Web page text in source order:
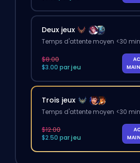
Deux jeux
Temps d'attente moyen <30
$8.00
$3.00 par jeu
Trois jeux
Temps d'attente moyen <30
$12.00
$2.50 par jeu